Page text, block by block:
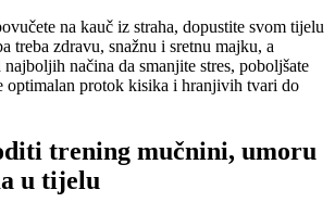
na kauč iz straha, dopustite svom tijelu
treba zdravu, snažnu i sretnu majku, a
načina da smanjite stres, poboljšate
optimalan protok kisika i hranjivih tvari do
trening mučnini, umoru
u tijelu